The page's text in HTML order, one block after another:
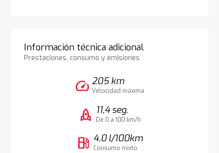
Información técnica adicional
Prestaciones, consumo y emisiones
speed 205 km
Velocidad máxima
rocket 11,4 seg.
De 0 a 100 km/h
local_gas_station 4,0 l/100km
Consumo mixto